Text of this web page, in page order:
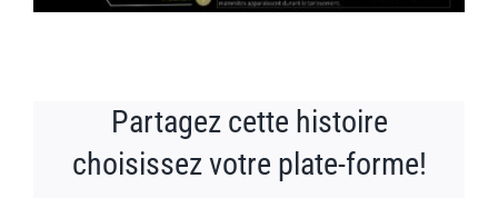
Partagez cette histoire
choisissez votre plate-forme!